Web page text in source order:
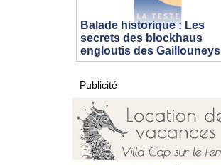
Balade historique : Les
secrets des blockhaus
engloutis des Gaillouneys
Publicité